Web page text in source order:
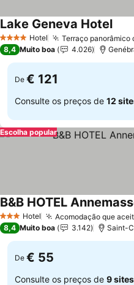
4 EstrelasHotel Terraço panorâmico
Lake Geneva Hotel
8,4 Muito boa 4.026
De € 121
Consulte os preços de 12
Escolha popular
3 EstrelasHotel Acomodação que
B&B HOTEL
8,4 Muito boa 3.142 Saint-
De € 55
Consulte os preços de 9 sites